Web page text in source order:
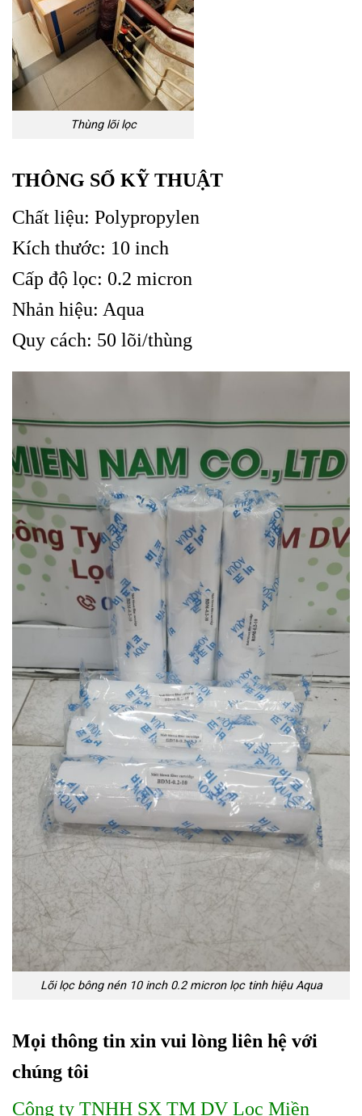
Thùng lõi lọc
THÔNG SỐ KỸ THUẬT
Chất liệu: Polypropylen
Kích thước: 10 inch
Cấp độ lọc: 0.2 micron
Nhản hiệu: Aqua
Quy cách: 50 lõi/thùng
Lõi lọc bông nén 10 inch 0.2 micron lọc tinh hiệu Aqua
Mọi thông tin xin vui lòng liên hệ với
chúng tôi
Công ty TNHH SX TM DV Lọc Miền